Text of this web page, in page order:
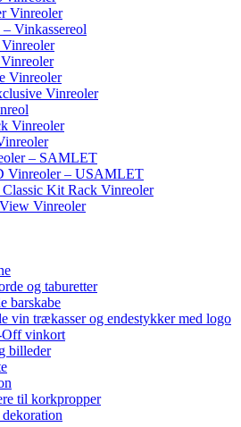
Vinreoler
Vinkassereol
Vinreoler
Vinreoler
Vinreoler
– SAMLET
Vinreoler – USAMLET
Kit Rack Vinreoler
Vinreoler
og taburetter
barskabe
vin trækasser og endestykker med logo
Off vinkort
billeder
til korkpropper